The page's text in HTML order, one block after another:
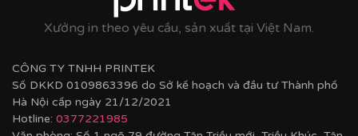
Xưởng in theo yêu cầu, sản xuất tại Việt Nam.
CÔNG TY TNHH PRINTEK
Số DKKD 0109863396 do Sở kế hoạch và đầu tư Thành phố
Hà Nội cấp ngày 21/12/2021
Hotline: 0377221985